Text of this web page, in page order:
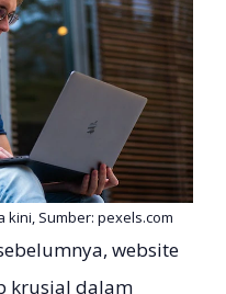
Sumber: pexels.com
website
krusial dalam